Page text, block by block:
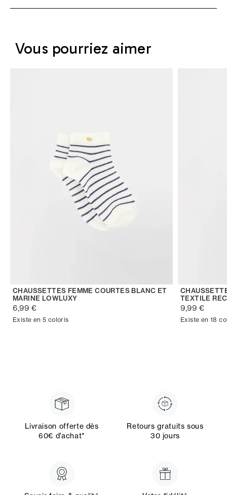
Vous pourriez aimer
CHAUSSETTES FEMME COURTES BLANC ET
MARINE LOWLUXY
6,99 €
Existe en 5 coloris
TEXTILE
9,99 €
Existe en 18
Livraison offerte dès
60€ d’achat*
Retours gratuits sous
30 jours